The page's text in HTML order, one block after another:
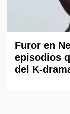
Furor en
episodios
del K-